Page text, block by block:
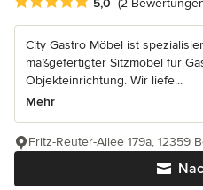
5,0 (2
City Gastro Möbel ist
maßgefertigter Sitzmöbel für
Objekteinrichtung. Wir liefe...
Mehr
Fritz-Reuter-Allee 179a, 12359